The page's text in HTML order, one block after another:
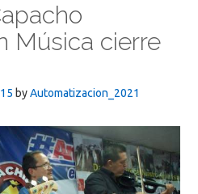
Música cierre
byAutomatizacion_2021